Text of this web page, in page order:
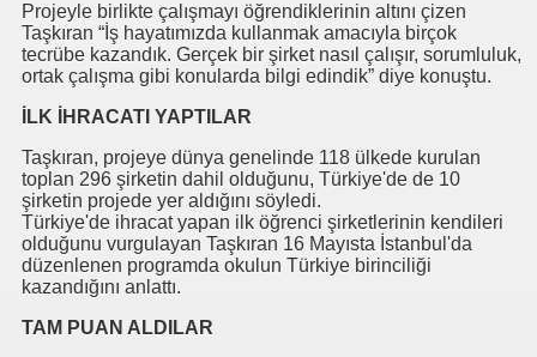
Projeyle birlikte çalışmayı öğrendiklerinin altını çizen
Taşkıran “İş hayatımızda kullanmak amacıyla birçok
tecrübe kazandık. Gerçek bir şirket nasıl çalışır, sorumluluk,
ortak çalışma gibi konularda bilgi edindik” diye konuştu.
İLK İHRACATI YAPTILAR
Taşkıran, projeye dünya genelinde 118 ülkede kurulan
toplan 296 şirketin dahil olduğunu, Türkiye'de de 10
şirketin projede yer aldığını söyledi.
Türkiye'de ihracat yapan ilk öğrenci şirketlerinin kendileri
olduğunu vurgulayan Taşkıran 16 Mayısta İstanbul'da
düzenlenen programda okulun Türkiye birinciliği
kazandığını anlattı.
TAM PUAN ALDILAR